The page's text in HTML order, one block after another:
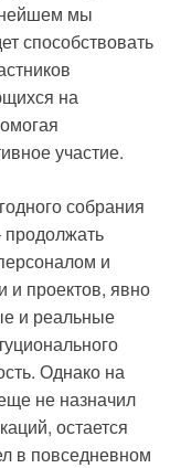
мы
способствовать
на
участие.
собрания
и
проектов, явно
и реальные
Однако на
не назначил
остается
в повседневном